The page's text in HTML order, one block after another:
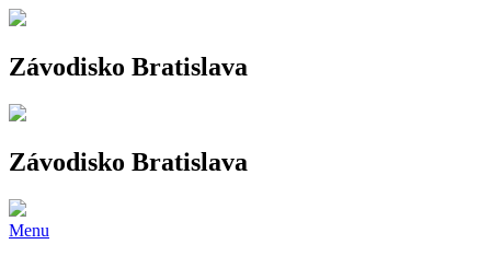
Závodisko Bratislava
Závodisko Bratislava
Menu